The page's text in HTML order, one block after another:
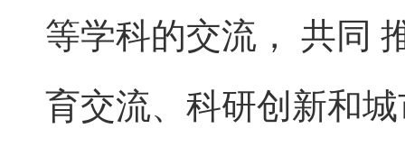
等学科的交流， 共同
育交流、科研创新和